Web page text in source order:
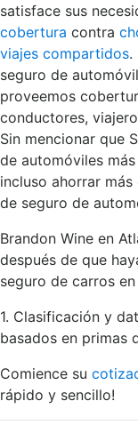
satisface sus
cobertura contra
viajes compartidos.
seguro de
proveemos
conductores,
Sin mencionar que
de automóviles
incluso ahorrar
de seguro de
Brandon Wine en
después de que
seguro de carros
1. Clasificación y
basados en primas
Comience su
rápido y sencillo!